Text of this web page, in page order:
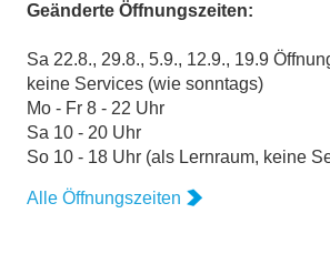
Geänderte Öffnungszeiten:
Sa 22.8., 29.8., 5.9., 12.9., 19.9
keine Services (wie sonntags)
Mo - Fr 8 - 22 Uhr
Sa 10 - 20 Uhr
So 10 - 18 Uhr (als Lernraum, keine
Alle Öffnungszeiten